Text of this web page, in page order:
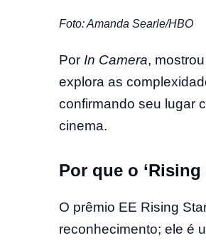
Foto: Amanda Searle/HBO
Por In Camera,
explora as
confirmando seu lugar
cinema.
Por que o
O prêmio EE Rising
reconhecimento; ele é